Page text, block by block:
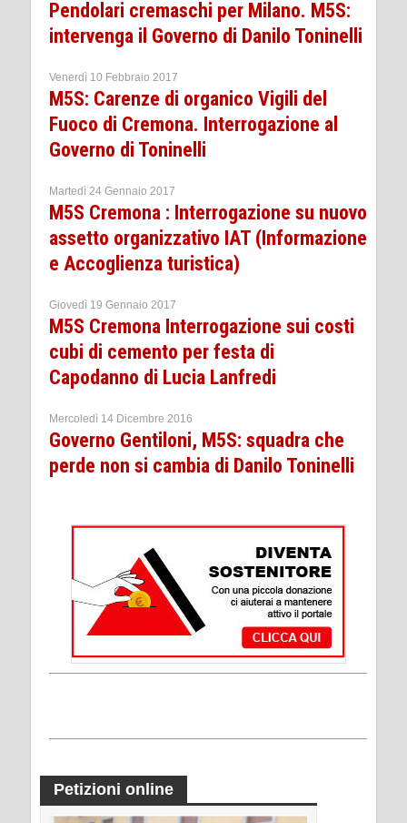
Pendolari cremaschi per Milano. M5S:
intervenga il Governo di Danilo Toninelli
Venerdì 10 Febbraio 2017
M5S: Carenze di organico Vigili del
Fuoco di Cremona. Interrogazione al
Governo di Toninelli
Martedì 24 Gennaio 2017
M5S Cremona : Interrogazione su nuovo
assetto organizzativo IAT (Informazione
e Accoglienza turistica)
Giovedì 19 Gennaio 2017
M5S Cremona Interrogazione sui costi
cubi di cemento per festa di
Capodanno di Lucia Lanfredi
Mercoledì 14 Dicembre 2016
Governo Gentiloni, M5S: squadra che
perde non si cambia di Danilo Toninelli
Petizioni online